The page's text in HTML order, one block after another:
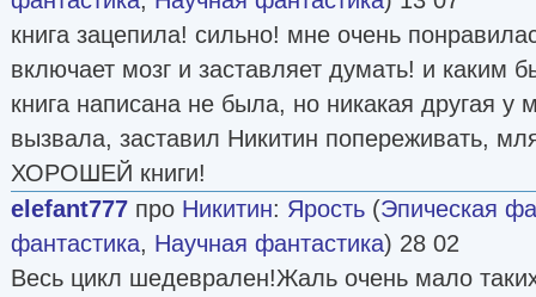
книга зацепила! сильно! мне очень
включает мозг и заставляет думать! и каким
книга написана не была, но никакая другая у
вызвала, заставил Никитин попереживать,
ХОРОШЕЙ книги!
elefant777 про Никитин: Ярость (Эпическая
фантастика, Научная фантастика) 28 02
Весь цикл шедеврален!Жаль очень мало